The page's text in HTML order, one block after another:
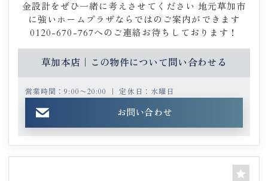
金設計をぜひ一緒に考えさせてください 地元草加市
に強いホームプラザならではのご案内ができます
0120-670-767へのご連絡お待ちしております！
草加本店｜この物件について問い合わせる
営業時間：9:00〜20:00 ｜ 定休日：水曜日
お問い合わせ